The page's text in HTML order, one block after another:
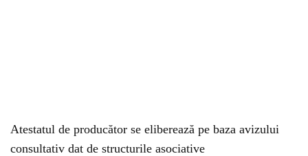
Atestatul de producător se eliberează pe baza avizului
consultativ dat de structurile asociative